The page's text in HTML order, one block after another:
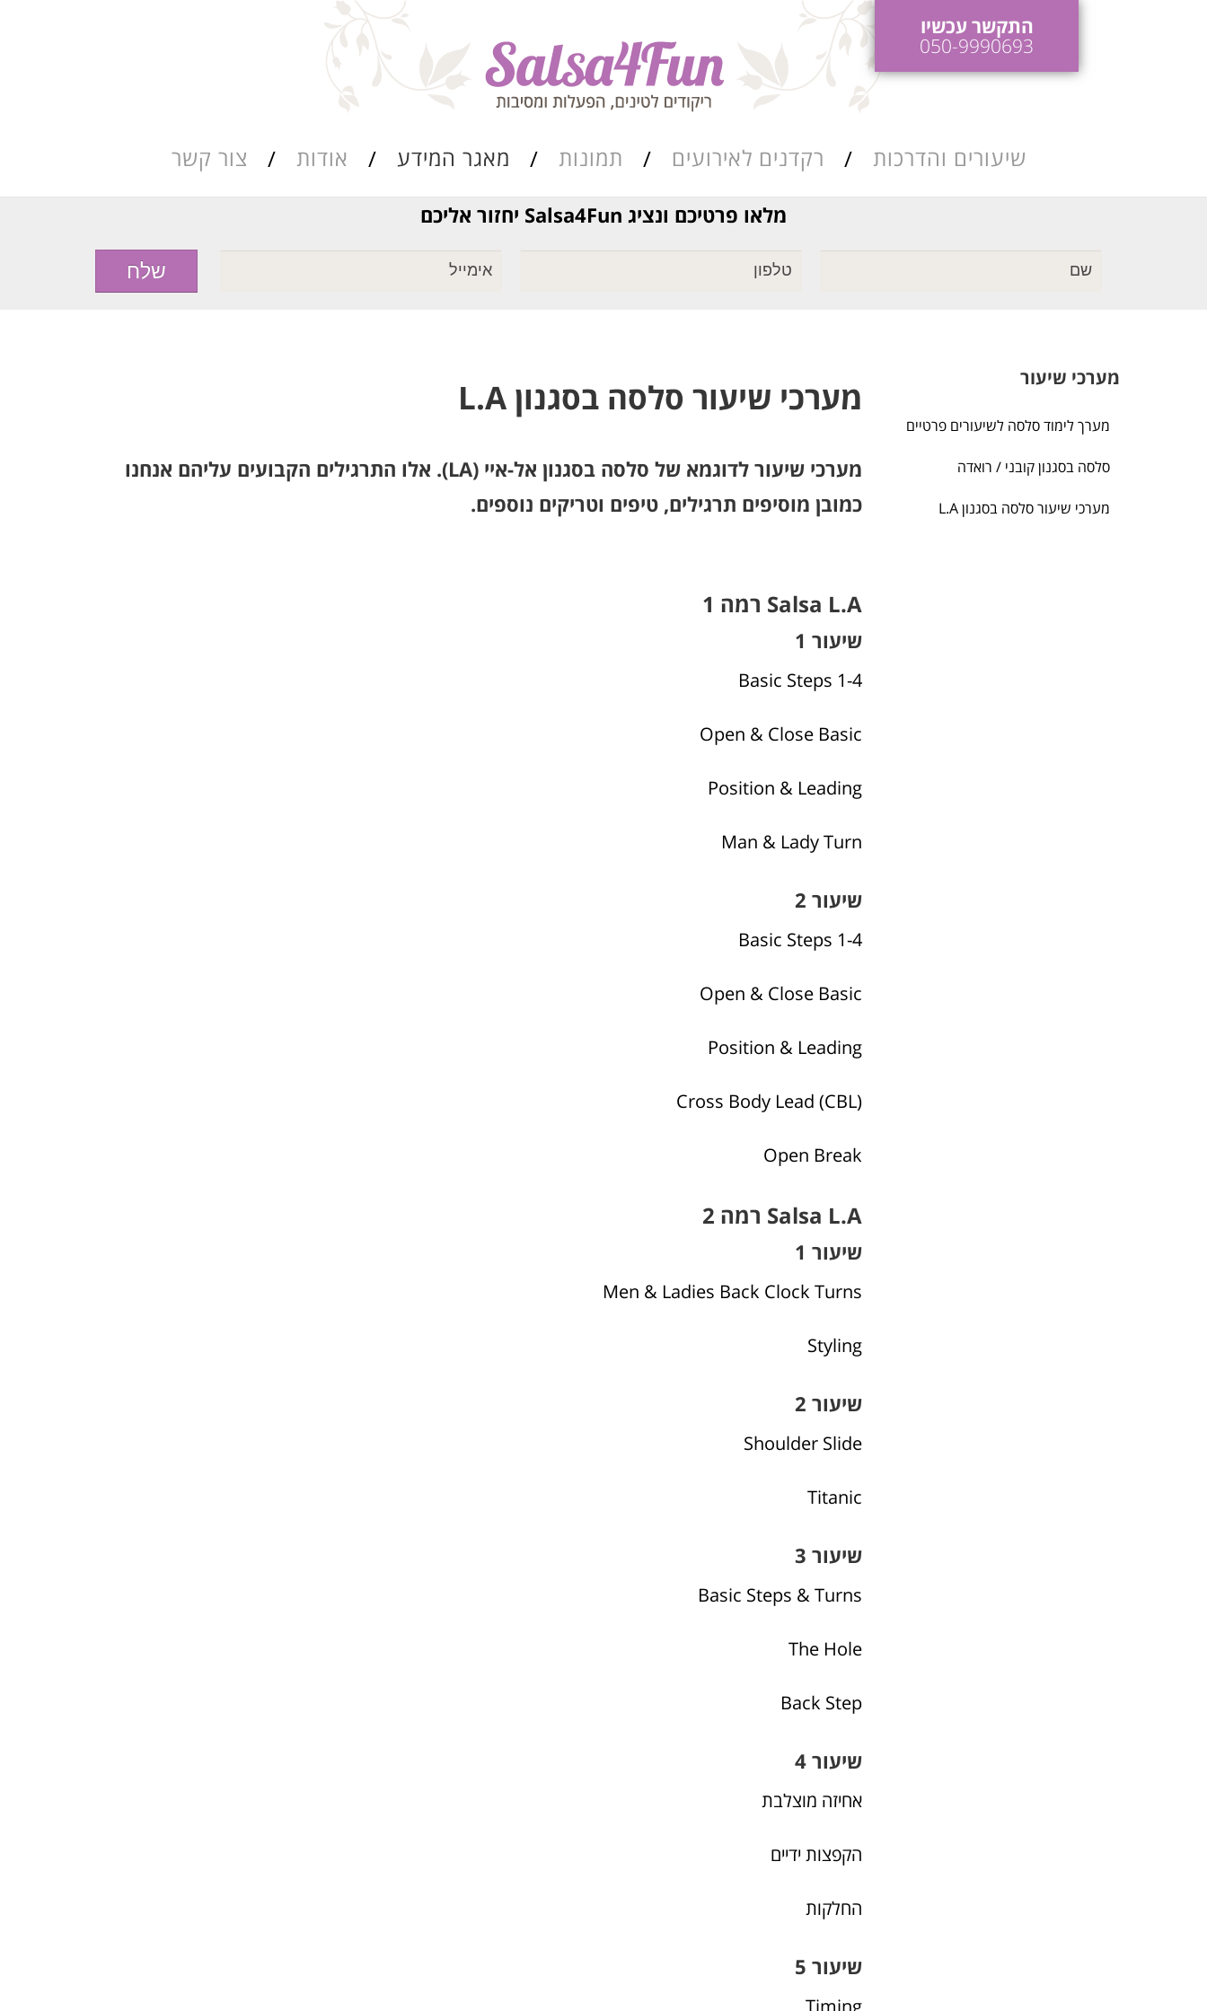
התקשר עכשיו
050-9990693
שיעורים והדרכות רקדנים לאירועים תמונות מאגר המידע
ריקוד שורות
מערכי השיעור
אודות צור קשר
מלאו פרטיכם ונציג Salsa4Fun יחזור אליכם
מערכי שיעור
מערך לימוד סלסה לשיעורים פרטיים
סלסה בסגנון קובני / רואדה
מערכי שיעור סלסה בסגנון L.A
מערכי שיעור סלסה בסגנון L.A
מערכי שיעור לדוגמא של סלסה בסגנון אל-איי (LA). אלו התרגילים הקבועים עליהם אנחנו
כמובן מוסיפים תרגילים, טיפים וטריקים נוספים.
Salsa L.A רמה 1
שיעור 1
Basic Steps 1-4
Open & Close Basic
Position & Leading
Man & Lady Turn
שיעור 2
Basic Steps 1-4
Open & Close Basic
Position & Leading
(Cross Body Lead (CBL
Open Break
Salsa L.A רמה 2
שיעור 1
Men & Ladies Back Clock Turns
Styling
שיעור 2
Shoulder Slide
Titanic
שיעור 3
Basic Steps & Turns
The Hole
Back Step
שיעור 4
אחיזה מוצלבת
הקפצות ידיים
החלקות
שיעור 5
Timing